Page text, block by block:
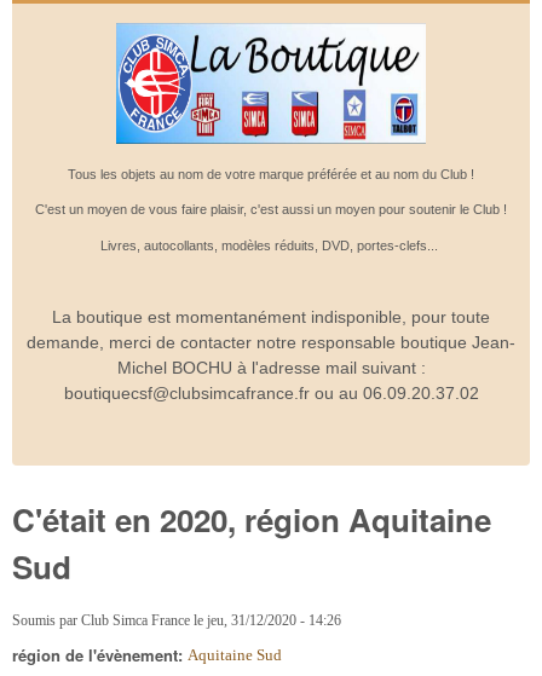
Tous les objets au nom de votre marque préférée et au nom du Club !
C'est un moyen de vous faire plaisir, c'est aussi un moyen pour soutenir le Club !
Livres, autocollants, modèles réduits, DVD, portes-clefs...
La boutique est momentanément indisponible, pour toute
demande, merci de contacter notre responsable boutique Jean-
Michel BOCHU à l'adresse mail suivant :
boutiquecsf@clubsimcafrance.fr ou au 06.09.20.37.02
C'était en 2020, région Aquitaine
Sud
Soumis par Club Simca France le jeu, 31/12/2020 - 14:26
région de l'évènement: Aquitaine Sud